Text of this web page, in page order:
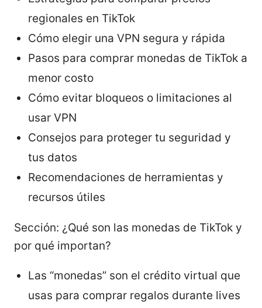
regionales en TikTok
Cómo elegir una VPN segura y rápida
Pasos para comprar monedas de TikTok a
menor costo
Cómo evitar bloqueos o limitaciones al
usar VPN
Consejos para proteger tu seguridad y
tus datos
Recomendaciones de herramientas y
recursos útiles
Sección: ¿Qué son las monedas de TikTok y
por qué importan?
Las “monedas” son el crédito virtual que
usas para comprar regalos durante lives